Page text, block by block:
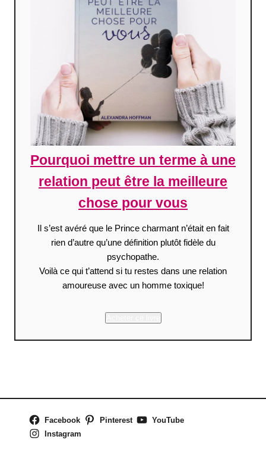
Pourquoi mettre un terme à une
relation peut être la meilleure
chose pour vous
Il s’est avéré que le Prince charmant n’était en fait
rien d’autre qu’une définition plutôt fidèle du
psychopathe.
Voilà ce qui t’attend si tu restes dans une relation
amoureuse avec un homme toxique!
Facebook Pinterest
YouTube
Instagram